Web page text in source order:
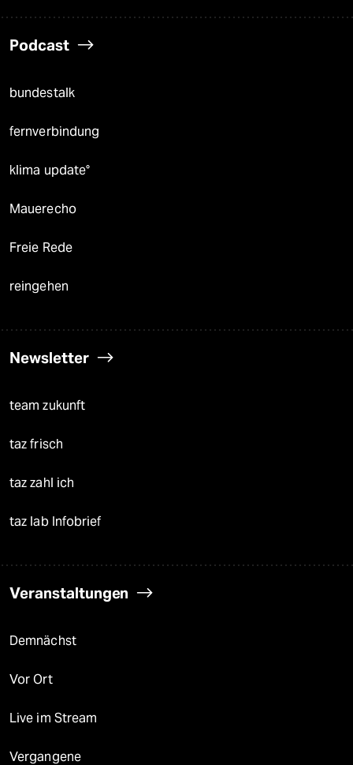
Podcast
bundestalk
fernverbindung
klima update°
Mauerecho
Freie Rede
reingehen
Newsletter
team zukunft
taz frisch
taz zahl ich
taz lab Infobrief
Veranstaltungen
Demnächst
Vor Ort
Live im Stream
Vergangene